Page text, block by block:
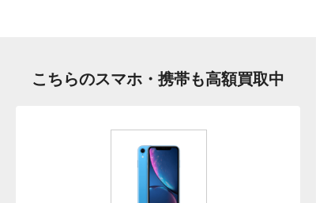
こちらのスマホ・携帯も高額買取中